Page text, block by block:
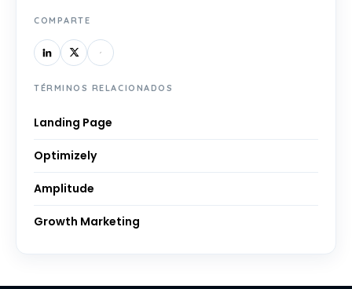
COMPARTE
TÉRMINOS RELACIONADOS
Landing Page
Optimizely
Amplitude
Growth Marketing